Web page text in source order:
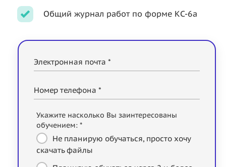
Общий журнал работ по форме КС-6a
Электронная почта *
Номер телефона *
Укажите насколько Вы заинтересованы
обучением: *
Не планирую обучаться, просто хочу
скачать файлы